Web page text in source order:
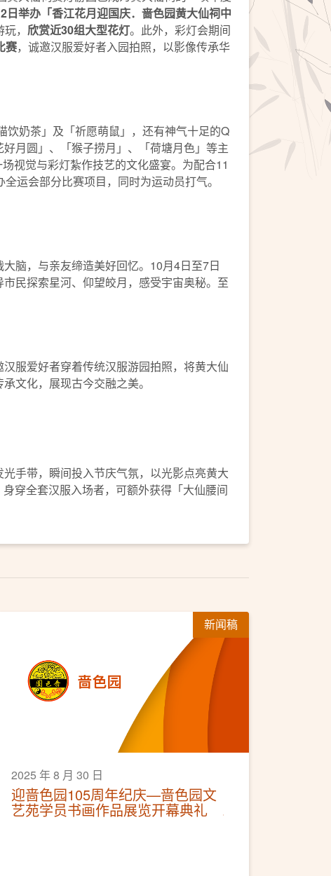
日举办「香江花月迎国庆．啬色园黄大仙祠中
， 欣赏近30组大型花灯。此外，彩灯会期间
赛，诚邀汉服爱好者入园拍照，以影像传承华
奶茶」及「祈愿萌鼠」，还有神气十足的Q
月圆」、「猴子捞月」、「荷塘月色」等主
视觉与彩灯紮作技艺的文化盛宴。为配合11
运会部分比赛项目，同时为运动员打气。
脑，与亲友缔造美好回忆。10月4日至7日
民探索星河、仰望皎月，感受宇宙奥秘。至
服爱好者穿着传统汉服游园拍照，将黄大仙
文化，展现古今交融之美。
手带，瞬间投入节庆气氛，以光影点亮黄大
穿全套汉服入场者，可额外获得「大仙腰间
新闻稿
2025 年 8 月 30 日
迎啬色园105周年纪庆—啬色园文
艺苑学员书画作品展览开幕典礼